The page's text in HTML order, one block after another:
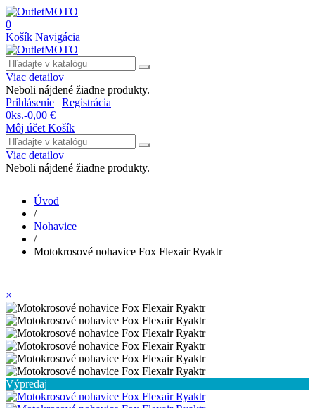
0
Košík Navigácia
Viac detailov
Neboli nájdené žiadne produkty.
Prihlásenie | Registrácia
0ks.-0,00 €
Môj účet Košík
Viac detailov
Neboli nájdené žiadne produkty.
Úvod
/
Nohavice
/
Motokrosové nohavice Fox Flexair Ryaktr
×
Výpredaj